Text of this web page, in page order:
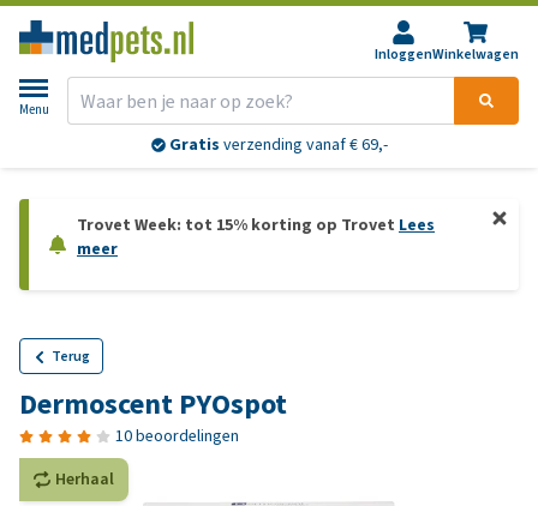
InloggenWinkelwagen
Menu
Gratis verzending vanaf € 69,-
Trovet Week: tot 15% korting op Trovet Lees
meer
Terug
Dermoscent PYOspot
10 beoordelingen
Herhaal